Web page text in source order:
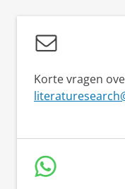
Korte vragen